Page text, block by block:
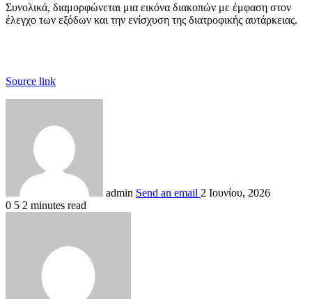
Συνολικά, διαμορφώνεται μια εικόνα διακοπών με έμφαση στον
έλεγχο των εξόδων και την ενίσχυση της διατροφικής αυτάρκειας.
Source link
admin Send an email 2 Ιουνίου, 2026
0 5 2 minutes read